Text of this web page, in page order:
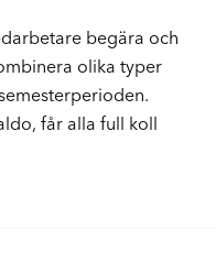
begära och
olika typer
får alla full koll